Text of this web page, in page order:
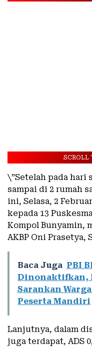
SCROLL
\”Setelah pada hari
sampai di 2 rumah
ini, Selasa, 2
kepada 13
Kompol Bunyamin,
AKBP Oni Prasetya,
Baca Juga PBI
Dinonaktifkan,
Sarankan
Peserta Mandiri
Lanjutnya, dalam
juga terdapat, ADS